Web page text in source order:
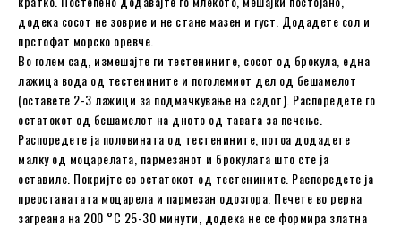
додека сосот не зоврие и не стане мазен и густ. Додадете сол и
прстофат морско оревче.
Во голем сад, измешајте ги тестенините, сосот од брокула, една
лажица вода од тестенините и поголемиот дел од бешамелот
(оставете 2-3 лажици за подмачкување на садот). Распоредете го
остатокот од бешамелот на дното од тавата за печење.
Распоредете ја половината од тестенините, потоа додадете
малку од моцарелата, пармезанот и брокулата што сте ја
оставиле. Покријте со остатокот од тестенините. Распоредете ја
преостанатата моцарела и пармезан одозгора. Печете во рерна
загреана на 200 °C 25-30 минути, додека не се формира златна